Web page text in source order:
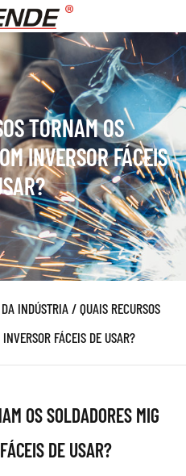
TORNAM OS
INVERSOR FÁCEIS
INDÚSTRIA/QUAIS RECURSOS
FÁCEIS DE USAR?
OS SOLDADORES MIG
DE USAR?